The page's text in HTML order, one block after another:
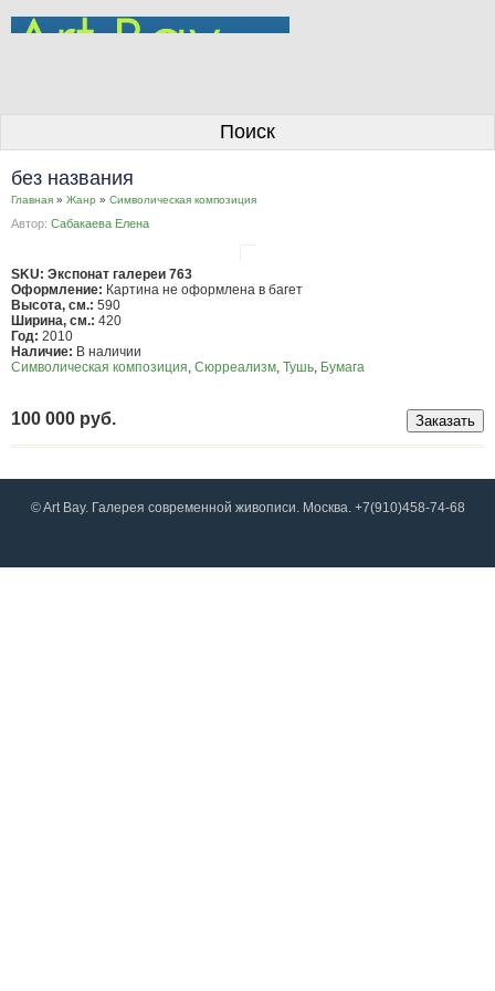
Информация для покупателей
Контакты
Личный кабинет
Поиск
без названия
Главная » Жанр » Символическая композиция
Автор: Сабакаева Елена
SKU: Экспонат галереи 763
Оформление: Картина не оформлена в багет
Высота, см.: 590
Ширина, см.: 420
Год: 2010
Наличие: В наличии
Символическая композиция Сюрреализм Тушь Бумага
100 000 руб.
© Art Bay. Галерея современной живописи. Москва. +7(910)458-74-68